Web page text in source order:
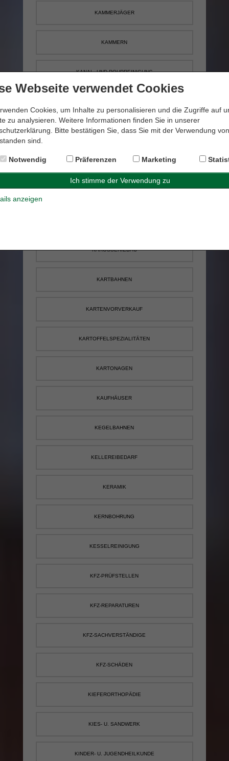
Webseite verwendet Cookies
Cookies, um Inhalte zu personalisieren und die Zugriffe auf
zu analysieren. Weitere Informationen finden Sie in unserer
Bitte bestätigen Sie, dass Sie mit der Verwendung
sind.
Notwendig Präferenzen Marketing
anzeigen
KAMMERJÄGER
KAMMERN
KANAL- UND ROHRREINIGUNG
KANALINSPEKTIONEN
KANALSANIERUNGEN
KANUVERMIETUNG
KAROSSERIEBAU
KARTBAHNEN
KARTENVORVERKAUF
KARTOFFELSPEZIALITÄTEN
KARTONAGEN
KAUFHÄUSER
KEGELBAHNEN
KELLEREIBEDARF
KERAMIK
KERNBOHRUNG
KESSELREINIGUNG
KFZ-PRÜFSTELLEN
KFZ-REPARATUREN
KFZ-SACHVERSTÄNDIGE
KFZ-SCHÄDEN
KIEFERORTHOPÄDIE
KIES- U. SANDWERK
KINDER- U. JUGENDHEILKUNDE